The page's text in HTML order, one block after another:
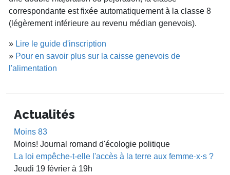
correspondante est fixée automatiquement à la classe 8
(légèrement inférieure au revenu médian genevois).
» Lire le guide d'inscription
» Pour en savoir plus sur la caisse genevois de
l'alimentation
Actualités
Moins 83
Moins! Journal romand d'écologie politique
La loi empêche-t-elle l'accès à la terre aux femme·x·s ?
Jeudi 19 février à 19h